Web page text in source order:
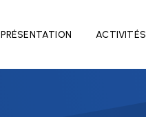
PRÉSENTATION ACTIVITÉS